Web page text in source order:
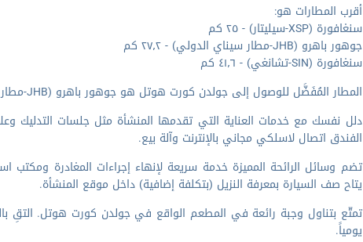
أقرب المطارات هو:
سنغافورة (XSP-سيليتار) - ٢٥ كم
جوهور باهرو (JHB-مطار سيناي الدولي) - ٢٧٫٢ كم
سنغافورة (SIN-تشانغي) - ٤١٫٦ كم
المطار المُفَضَّل للوصول إلى جولدن كورت هوتل هو جوهور باهرو (JHB-مطار سيناي الدولي).
دلل نفسك مع خدمات العناية التي تقدمها المنشأة مثل جلسات التدليك
الفندق اتصال لاسلكي مجاني بالإنترنت وآلة بيع.
يتاح صف السيارة بمعرفة النزيل (بتكلفة إضافية) داخل موقع المنشأة.
تمتّع بتناول وجبة رائعة في المطعم الواقع في جولدن كورت هوتل. التقِ
يومياً.